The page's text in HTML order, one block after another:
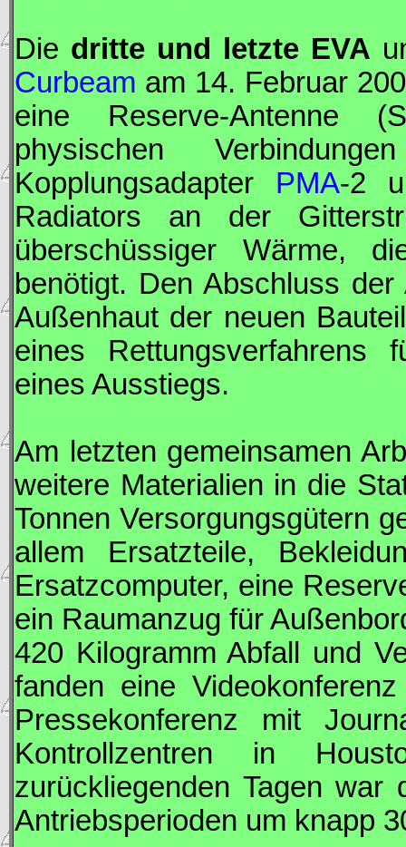
Die dritte und letzte EVA
Curbeam am 14. Februar
eine Reserve-Antenne
physischen
Kopplungsadapter PMA-2
Radiators an der
überschüssiger Wärme,
benötigt. Den Abschluss
Außenhaut der neuen
eines Rettungsverfahrens
eines Ausstiegs.
Am letzten gemeinsamen
weitere Materialien in die
Tonnen Versorgungsgütern
allem Ersatzteile,
Ersatzcomputer, eine
ein Raumanzug für
420 Kilogramm Abfall und
fanden eine
Pressekonferenz mit
Kontrollzentren in
zurückliegenden Tagen
Antriebsperioden um knapp